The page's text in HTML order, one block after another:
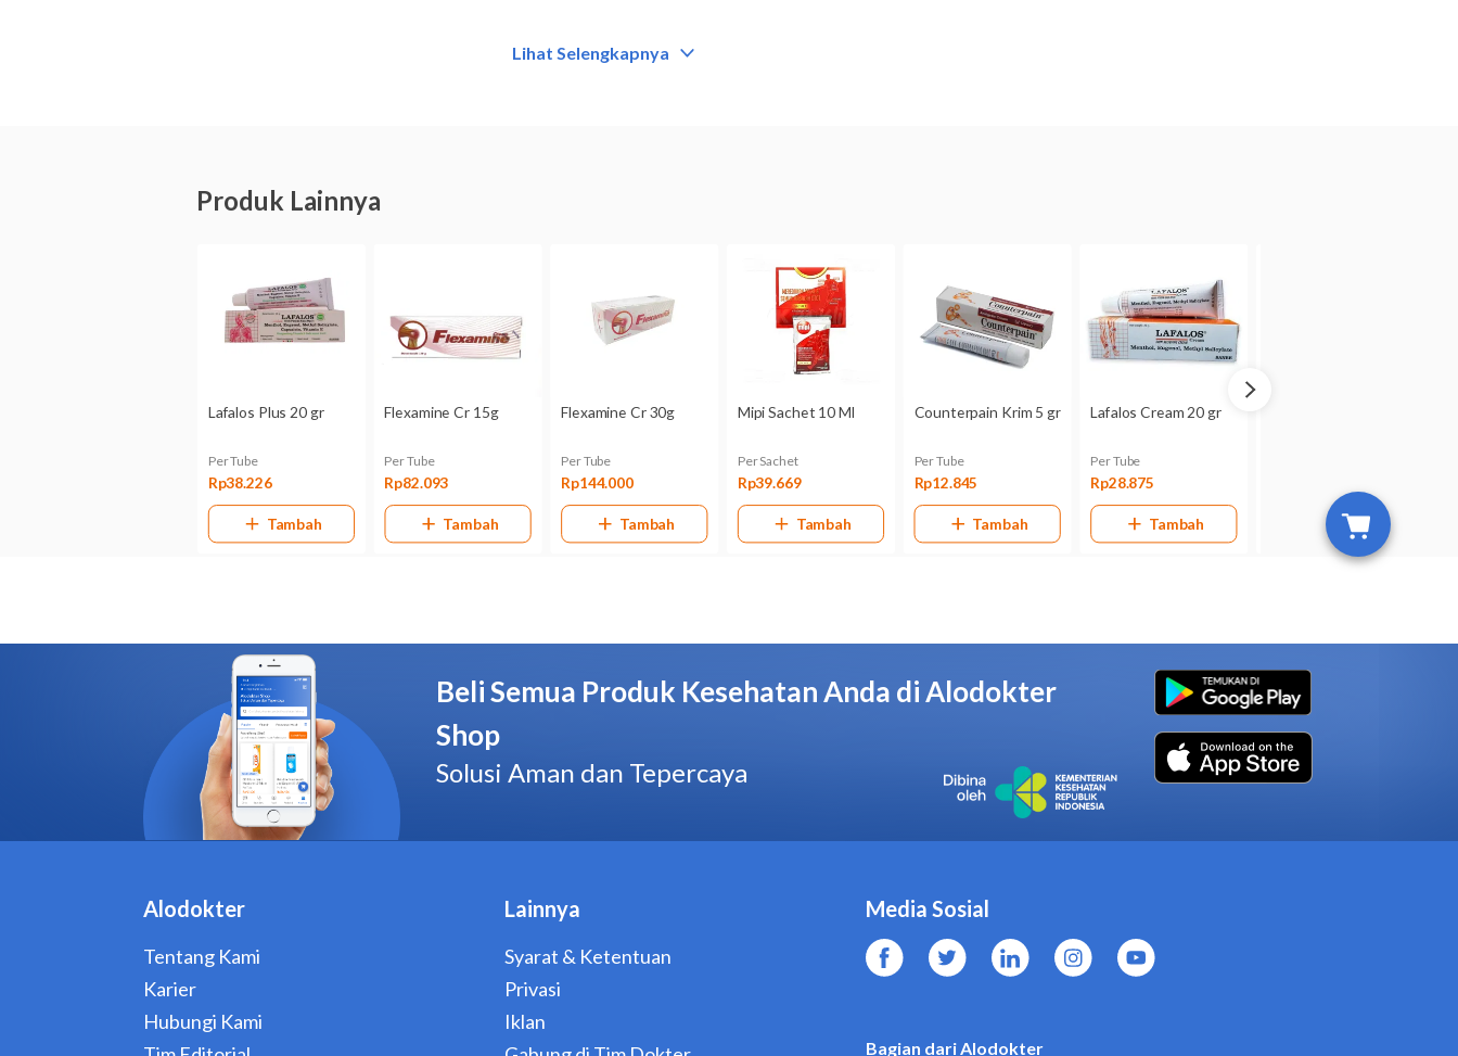
Alergi terhadap kandungan obat ini.
Jangan mengoleskan pada luka terbuka. Hindari obat terkena mata, bagian dalam hidung, atau mulut. Bila
tidak sengaja terkena segera bilas dengan air. Ibu hamil.
Efek samping
Dus, tube @ 30 gram
No. Registrasi
QD151713881
Lihat Selengkapnya